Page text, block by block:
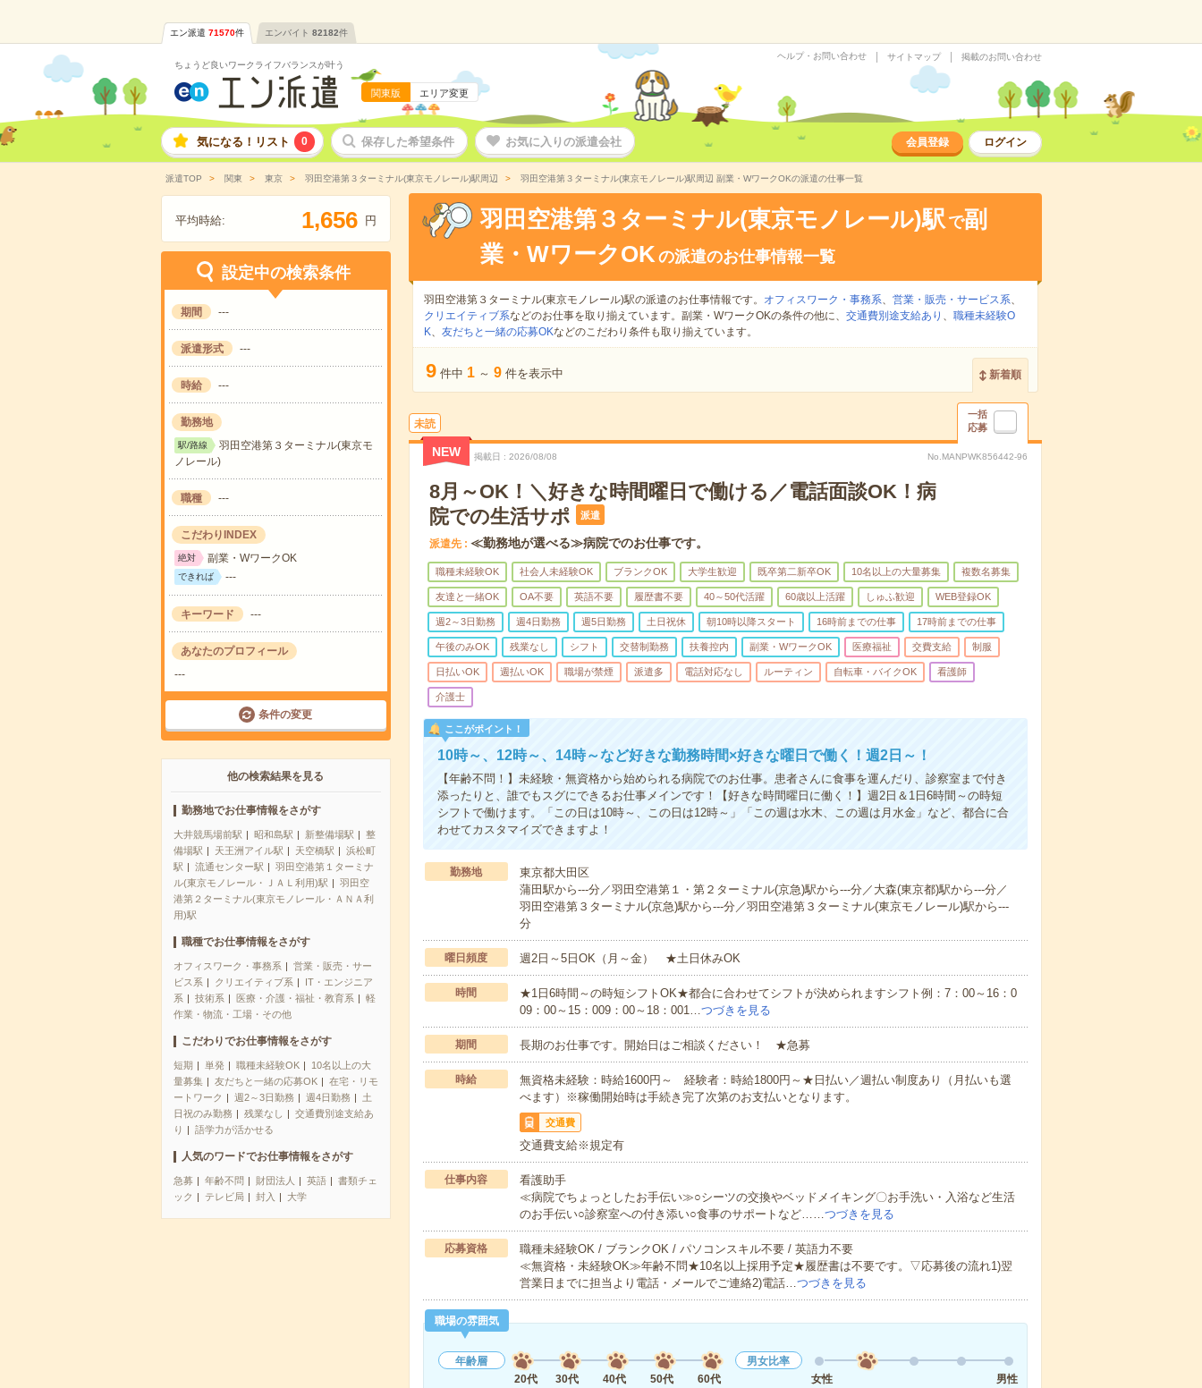
エン派遣 71570件 エンバイト 82182件
ちょうど良いワークライフバランスが叶う
関東版 エリア変更
ヘルプ・お問い合わせ サイトマップ 掲載のお問い合わせ
気になる！リスト 0 保存した希望条件 お気に入りの派遣会社 会員登録 ログイン
派遣TOP 関東 東京 羽田空港第３ターミナル(東京モノレール)駅周辺 羽田空港第３ターミナル(東京モノレール)駅周辺 副業・WワークOKの派遣の仕事一覧
平均時給: 1,656 円
設定中の検索条件
期間 ---
派遣形式 ---
時給 ---
勤務地
駅/路線
羽田空港第３ターミナル(東京モ
ノレール)
職種 ---
こだわりINDEX
絶対 副業・WワークOK
できれば ---
キーワード ---
あなたのプロフィール
---
条件の変更
他の検索結果を見る
勤務地でお仕事情報をさがす
大井競馬場前駅 昭和島駅 新整備場駅
整
備場駅
天王洲アイル駅 天空橋駅
浜松町
駅
流通センター駅
羽田空港第１ターミナ
ル(東京モノレール・ＪＡＬ利用)駅
羽田空
港第２ターミナル(東京モノレール・ＡＮＡ利
用)駅
職種でお仕事情報をさがす
オフィスワーク・事務系
営業・販売・サー
ビス系
クリエイティブ系
IT・エンジニア
系
技術系 医療・介護・福祉・教育系
軽
作業・物流・工場・その他
こだわりでお仕事情報をさがす
短期 単発 職種未経験OK
10名以上の大
量募集
友だちと一緒の応募OK
在宅・リモ
ートワーク
週2～3日勤務 週4日勤務
土
日祝のみ勤務
残業なし
交通費別途支給あ
り
語学力が活かせる
人気のワードでお仕事情報をさがす
急募 年齢不問 財団法人 英語
書類チェ
ック
テレビ局 封入 大学
羽田空港第３ターミナル(東京モノレール)駅 で副
業・WワークOKの派遣のお仕事情報一覧
羽田空港第３ターミナル(東京モノレール)駅の派遣のお仕事情報です。 オフィスワーク・事務系、 営業・販売・サービス系、
クリエイティブ系などのお仕事を取り揃えています。副業・WワークOKの条件の他に、 交通費別途支給あり 、 職種未経験O
K、 友だちと一緒の応募OKなどのこだわり条件も取り揃えています。
9 件中 1 ～ 9 件を表示中 新着順
未読
一括
応募
NEW 掲載日 2026/08/08 No.MANPWK856442-96
8月～OK！＼好きな時間曜日で働ける／電話面談OK！病
院での生活サポ
派遣
派遣先 ≪勤務地が選べる≫病院でのお仕事です。
職種未経験OK 社会人未経験OK ブランクOK 大学生歓迎 既卒第二新卒OK 10名以上の大量募集 複数名募集
友達と一緒OK OA不要 英語不要 履歴書不要 40～50代活躍 60歳以上活躍 しゅふ歓迎 WEB登録OK
週2～3日勤務 週4日勤務 週5日勤務 土日祝休 朝10時以降スタート 16時前までの仕事 17時前までの仕事
午後のみOK 残業なし シフト 交替制勤務 扶養控内 副業・WワークOK 医療福祉 交費支給 制服
日払いOK 週払いOK 職場が禁煙 派遣多 電話対応なし ルーティン 自転車・バイクOK 看護師
介護士
ここがポイント！
10時～、12時～、14時～など好きな勤務時間×好きな曜日で働く！週2日～！
【年齢不問！】未経験・無資格から始められる病院でのお仕事。患者さんに食事を運んだり、診察室まで付き
添ったりと、誰でもスグにできるお仕事メインです！【好きな時間曜日に働く！】週2日＆1日6時間～の時短
シフトで働けます。「この日は10時～、この日は12時～」「この週は水木、この週は月水金」など、都合に合
わせてカスタマイズできますよ！
勤務地
東京都大田区
蒲田駅から---分／羽田空港第１・第２ターミナル(京急)駅から---分／大森(東京都)駅から---分／
羽田空港第３ターミナル(京急)駅から---分／羽田空港第３ターミナル(東京モノレール)駅から---
分
曜日頻度 週2日～5日OK（月～金） ★土日休みOK
時間
★1日6時間～の時短シフトOK★都合に合わせてシフトが決められますシフト例：7：00～16：0
09：00～15：009：00～18：001…つづきを見る
期間 長期のお仕事です。開始日はご相談ください！ ★急募
時給
無資格未経験：時給1600円～ 経験者：時給1800円～★日払い／週払い制度あり（月払いも選
べます）※稼働開始時は手続き完了次第のお支払いとなります。
交通費
交通費支給※規定有
仕事内容
看護助手
≪病院でちょっとしたお手伝い≫○シーツの交換やベッドメイキング〇お手洗い・入浴など生活
のお手伝い○診察室への付き添い○食事のサポートなど……つづきを見る
応募資格
職種未経験OK / ブランクOK / パソコンスキル不要 / 英語力不要
≪無資格・未経験OK≫年齢不問★10名以上採用予定★履歴書は不要です。▽応募後の流れ1)翌
営業日までに担当より電話・メールでご連絡2)電話…つづきを見る
職場の雰囲気
年齢層
20代
30代 40代 50代 60代
男女比率
女性
男性